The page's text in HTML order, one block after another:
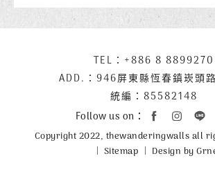
聯
絡
資
訊
TEL： +886 8 8899270
ADD.： 946屏東縣恆春鎮崁頭
統編：85582148
Follow us on：
Copyright 2022, thewanderingwalls all
Sitemap
Design by